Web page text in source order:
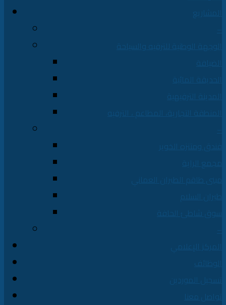
المشاريع
–
الوجهة الوطنية للترفيه والسياحة
الضيافة
الحديقة المائية
المدينة الترفيهية
المنطقة التجارية، المطاعم ، الترفيه
–
فندق ومتنزه الخوير
مجمع الراية
مبنى طاقم الطيران العماني
طيران السلام
سوق شاطئ الحافة
–
المركز الإعلامي
الوظائف
تسجيل الموردين
تواصل معنا